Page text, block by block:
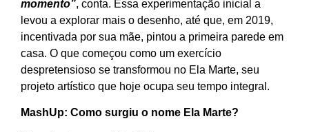
momento”, conta. Essa experimentação inicial a
levou a explorar mais o desenho, até que, em 2019,
incentivada por sua mãe, pintou a primeira parede em
casa. O que começou como um exercício
despretensioso se transformou no Ela Marte, seu
projeto artístico que hoje ocupa seu tempo integral.
MashUp: Como surgiu o nome Ela Marte?